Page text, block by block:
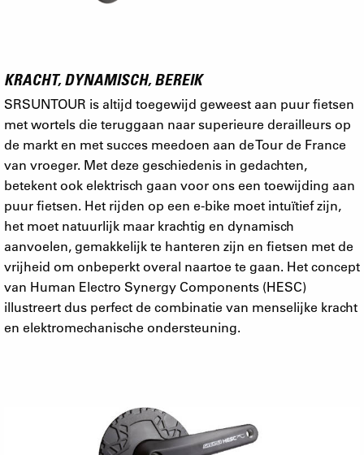
KRACHT, DYNAMISCH, BEREIK
SRSUNTOUR is altijd toegewijd geweest aan puur fietsen
met wortels die teruggaan naar superieure derailleurs op
de markt en met succes meedoen aan de Tour de France
van vroeger. Met deze geschiedenis in gedachten,
betekent ook elektrisch gaan voor ons een toewijding aan
puur fietsen. Het rijden op een e-bike moet intuïtief zijn,
het moet natuurlijk maar krachtig en dynamisch
aanvoelen, gemakkelijk te hanteren zijn en fietsen met de
vrijheid om onbeperkt overal naartoe te gaan. Het concept
van Human Electro Synergy Components (HESC)
illustreert dus perfect de combinatie van menselijke kracht
en elektromechanische ondersteuning.